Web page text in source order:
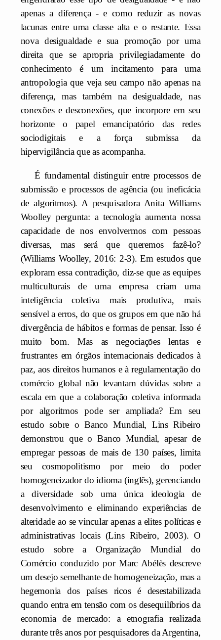
apenas a diferença - e como reduzir as novas
lacunas entre uma classe alta e o restante. Essa
nova desigualdade e sua promoção por uma
direita que se apropria privilegiadamente do
conhecimento é um incitamento para uma
antropologia que veja seu campo não apenas na
diferença, mas também na desigualdade, nas
conexões e desconexões, que incorpore em seu
horizonte o papel emancipatório das redes
sociodigitais e a força submissa da
hipervigilância que as acompanha.
É fundamental distinguir entre processos de
submissão e processos de agência (ou ineficácia
de algoritmos). A pesquisadora Anita Williams
Woolley pergunta: a tecnologia aumenta nossa
capacidade de nos envolvermos com pessoas
diversas, mas será que queremos fazê-lo?
(Williams Woolley, 2016: 2-3). Em estudos que
exploram essa contradição, diz-se que as equipes
multiculturais de uma empresa criam uma
inteligência coletiva mais produtiva, mais
sensível a erros, do que os grupos em que não há
divergência de hábitos e formas de pensar. Isso é
muito bom. Mas as negociações lentas e
frustrantes em órgãos internacionais dedicados à
paz, aos direitos humanos e à regulamentação do
comércio global não levantam dúvidas sobre a
escala em que a colaboração coletiva informada
por algoritmos pode ser ampliada? Em seu
estudo sobre o Banco Mundial, Lins Ribeiro
demonstrou que o Banco Mundial, apesar de
empregar pessoas de mais de 130 países, limita
seu cosmopolitismo por meio do poder
homogeneizador do idioma (inglês), gerenciando
a diversidade sob uma única ideologia de
desenvolvimento e eliminando experiências de
alteridade ao se vincular apenas a elites políticas e
administrativas locais (Lins Ribeiro, 2003). O
estudo sobre a Organização Mundial do
Comércio conduzido por Marc Abélès descreve
um desejo semelhante de homogeneização, mas a
hegemonia dos países ricos é desestabilizada
quando entra em tensão com os desequilíbrios da
economia de mercado: a etnografia realizada
durante três anos por pesquisadores da Argentina,